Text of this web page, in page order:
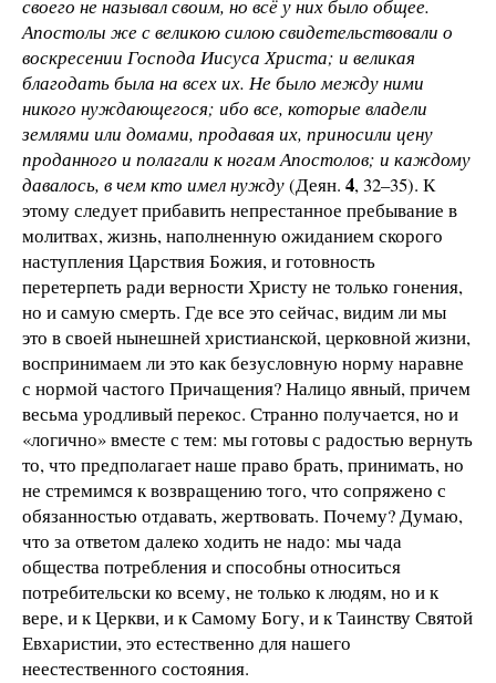
своего не называл своим, но всё у них было общее.
Апостолы же с великою силою свидетельствовали о
воскресении Господа Иисуса Христа; и великая
благодать была на всех их. Не было между ними
никого нуждающегося; ибо все, которые владели
землями или домами, продавая их, приносили цену
проданного и полагали к ногам Апостолов; и каждому
давалось, в чем кто имел нужду(Деян. 4, 32–35). К
этому следует прибавить непрестанное пребывание в
молитвах, жизнь, наполненную ожиданием скорого
наступления Царствия Божия, и готовность
перетерпеть ради верности Христу не только гонения,
но и самую смерть. Где все это сейчас, видим ли мы
это в своей нынешней христианской, церковной жизни,
воспринимаем ли это как безусловную норму наравне
с нормой частого Причащения? Налицо явный, причем
весьма уродливый перекос. Странно получается, но и
«логично» вместе с тем: мы готовы с радостью вернуть
то, что предполагает наше право брать, принимать, но
не стремимся к возвращению того, что сопряжено с
обязанностью отдавать, жертвовать. Почему? Думаю,
что за ответом далеко ходить не надо: мы чада
общества потребления и способны относиться
потребительски ко всему, не только к людям, но и к
вере, и к Церкви, и к Самому Богу, и к Таинству Святой
Евхаристии, это естественно для нашего
неестественного состояния.